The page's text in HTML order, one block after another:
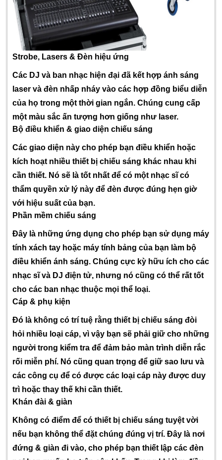
Strobe, Lasers & Đèn hiệu ứng
Các DJ và ban nhạc hiện đại đã kết hợp ánh sáng
laser và đèn nhấp nháy vào các hợp đồng biểu diễn
của họ trong một thời gian ngắn. Chúng cung cấp
một màu sắc ấn tượng hơn giống như laser.
Bộ điều khiển & giao diện chiếu sáng
Các giao diện này cho phép bạn điều khiển hoặc
kích hoạt nhiều thiết bị chiếu sáng khác nhau khi
cần thiết. Nó sẽ là tốt nhất để có một nhạc sĩ có
thẩm quyền xử lý này để đèn được đúng hẹn giờ
với hiệu suất của bạn.
Phần mềm chiếu sáng
Đây là những ứng dụng cho phép bạn sử dụng máy
tính xách tay hoặc máy tính bảng của bạn làm bộ
điều khiển ánh sáng. Chúng cực kỳ hữu ích cho các
nhạc sĩ và DJ điện tử, nhưng nó cũng có thể rất tốt
cho các ban nhạc thuộc mọi thể loại.
Cáp & phụ kiện
Đó là không có trí tuệ rằng thiết bị chiếu sáng đòi
hỏi nhiều loại cáp, vì vậy bạn sẽ phải giữ cho những
người trong kiểm tra để đảm bảo màn trình diễn rắc
rối miễn phí. Nó cũng quan trọng để giữ sao lưu và
các công cụ để có được các loại cáp này được duy
trì hoặc thay thế khi cần thiết.
Khán đài & giàn
Không có điểm để có thiết bị chiếu sáng tuyệt vời
nếu bạn không thể đặt chúng đúng vị trí. Đây là nơi
đứng & giàn đi vào, cho phép bạn thiết lập các đèn